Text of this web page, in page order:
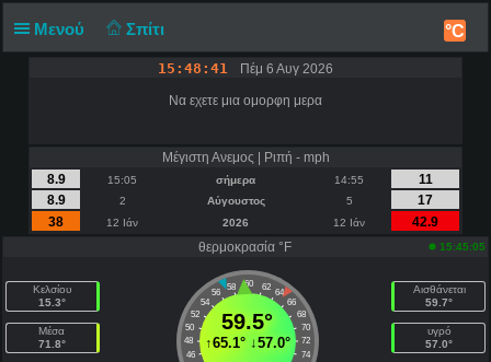
Μενού Σπίτι °C
15:48:41 Πέμ 6 Αυγ 2026
Να εχετε μια ομορφη μερα
Μέγιστη Ανεμος | Ριπή - mph
8.9
15:05 σήμερα 14:55
11
8.9
2 Αύγουστος 5
17
38
12 Ιάν 2026 12 Ιάν
42.9
θερμοκρασία °F
15:45:05
Κελσίου
15.3°
Μέσα
71.8°
60
58 62
56
64
54
66
52
68
50
70
48
72
46
74
59.5°
↑65.1°↓57.0°
Αισθάνεται
59.7°
υγρό
57.0°